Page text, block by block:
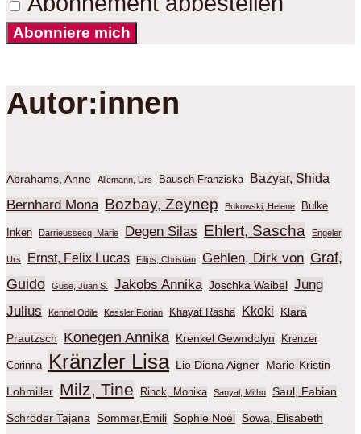
Abonniere mich
Autor:innen
Abrahams, Anne Allemann, Urs Bausch Franziska Bazyar, Shida
Bernhard Mona Bozbay, Zeynep Bukowski, Helene Bulke
Inken Darrieussecq, Marie Degen Silas Ehlert, Sascha Engeler,
Urs Ernst, Felix Lucas Filips, Christian Gehlen, Dirk von Graf,
Guido
Guse, Juan S. Jakobs Annika Joschka Waibel Jung
Julius
Kennel Odile Kessler Florian Khayat Rasha Kkoki Klara
Prautzsch Konegen Annika Krenkel Gewndolyn Krenzer
Corinna Kränzler Lisa Lio Diona Aigner Marie-Kristin
Lohmiller Milz, Tine Rinck, Monika Sanyal, Mithu Saul, Fabian
Schröder Tajana Sommer,Emili Sophie Noël Sowa, Elisabeth